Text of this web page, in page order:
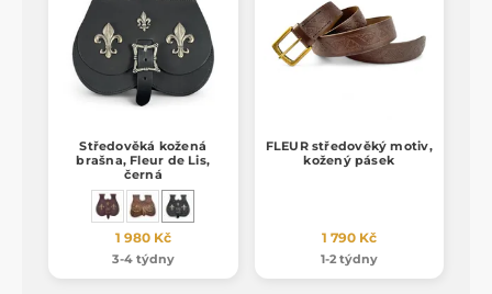
Středověká kožená
brašna, Fleur de Lis,
černá
1 980 Kč
3-4 týdny
FLEUR středověký motiv,
kožený pásek
1 790 Kč
1-2 týdny